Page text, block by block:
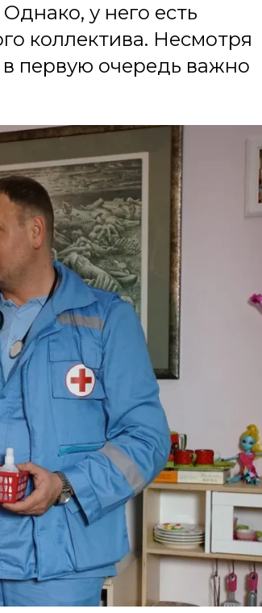
у него есть
коллектива. Несмотря
первую очередь важно